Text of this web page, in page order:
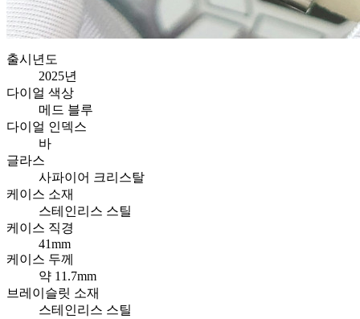
출시년도
2025년
다이얼 색상
메드 블루
다이얼 인덱스
바
글라스
사파이어 크리스탈
케이스 소재
스테인리스 스틸
케이스 직경
41mm
케이스 두께
약 11.7mm
브레이슬릿 소재
스테인리스 스틸